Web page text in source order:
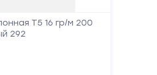
Т5 16 гр/м 200
292
перезвоним